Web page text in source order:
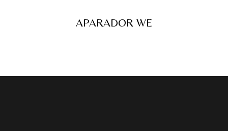
APARADOR WE